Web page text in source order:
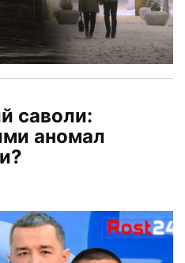
саволи:
аномал